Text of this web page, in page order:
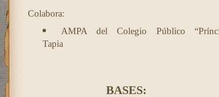
Colabora:
AMPA del Colegio Público
Tapia
BASES: